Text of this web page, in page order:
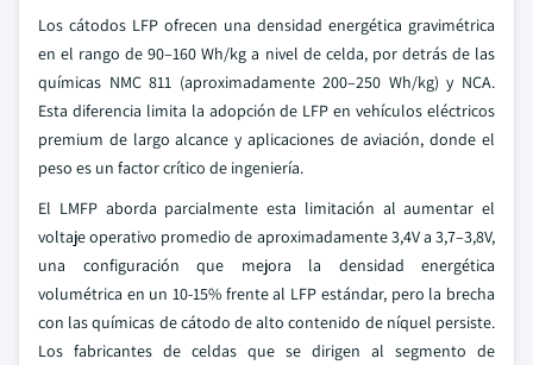
Los cátodos LFP ofrecen una densidad energética gravimétrica
en el rango de 90–160 Wh/kg a nivel de celda, por detrás de las
químicas NMC 811 (aproximadamente 200–250 Wh/kg) y NCA.
Esta diferencia limita la adopción de LFP en vehículos eléctricos
premium de largo alcance y aplicaciones de aviación, donde el
peso es un factor crítico de ingeniería.
El LMFP aborda parcialmente esta limitación al aumentar el
voltaje operativo promedio de aproximadamente 3,4V a 3,7–3,8V,
una configuración que mejora la densidad energética
volumétrica en un 10-15% frente al LFP estándar, pero la brecha
con las químicas de cátodo de alto contenido de níquel persiste.
Los fabricantes de celdas que se dirigen al segmento de